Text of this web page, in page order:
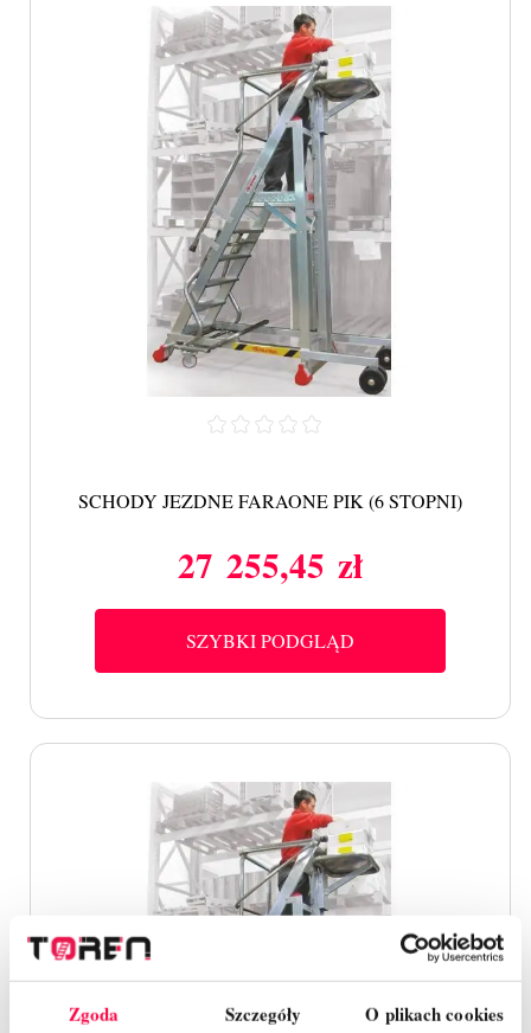
Zgoda Szczegóły O plikach cookies
SCHODY JEZDNE FARAONE PIK (6 STOPNI)
Cena
27 255,45 zł
SZYBKI PODGLĄD